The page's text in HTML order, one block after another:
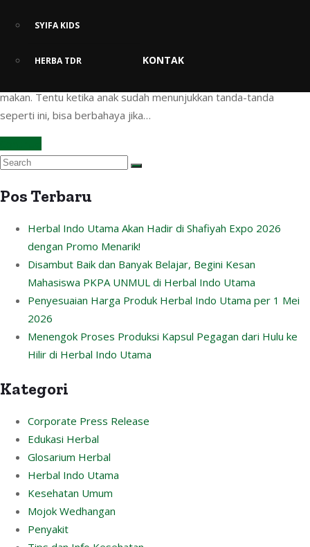
SYIFA KIDS
HERBA TDR KONTAK
semua Ibu. Sebab, ketika anak demam, biasanya mereka akan
makan. Tentu ketika anak sudah menunjukkan tanda-tanda
seperti ini, bisa berbahaya jika…
Pos Terbaru
Herbal Indo Utama Akan Hadir di Shafiyah Expo 2026
dengan Promo Menarik!
Disambut Baik dan Banyak Belajar, Begini Kesan
Mahasiswa PKPA UNMUL di Herbal Indo Utama
Penyesuaian Harga Produk Herbal Indo Utama per 1 Mei
2026
Menengok Proses Produksi Kapsul Pegagan dari Hulu ke
Hilir di Herbal Indo Utama
Kategori
Corporate Press Release
Edukasi Herbal
Glosarium Herbal
Herbal Indo Utama
Kesehatan Umum
Mojok Wedhangan
Penyakit